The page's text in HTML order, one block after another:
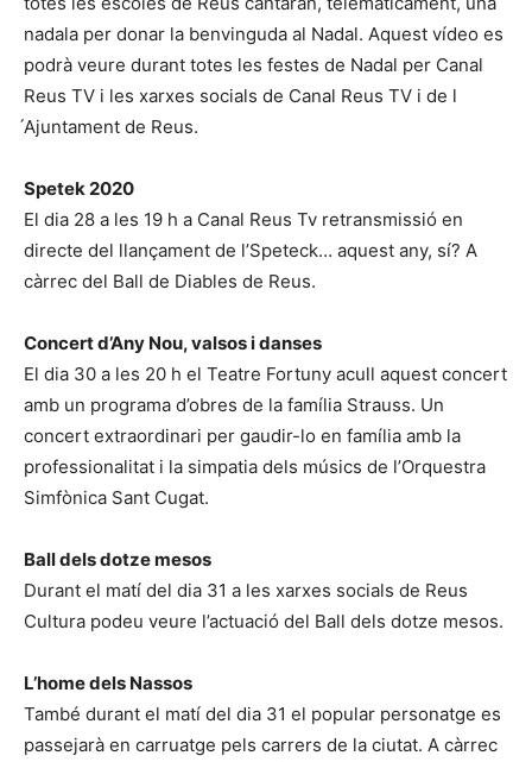
nadala per donar la benvinguda al Nadal. Aquest vídeo es
podrà veure durant totes les festes de Nadal per Canal
Reus TV i les xarxes socials de Canal Reus TV i de l
́Ajuntament de Reus.
Spetek 2020
El dia 28 a les 19 h a Canal Reus Tv retransmissió en
directe del llançament de l’Speteck… aquest any, sí? A
càrrec del Ball de Diables de Reus.
Concert d’Any Nou, valsos i danses
El dia 30 a les 20 h el Teatre Fortuny acull aquest concert
amb un programa d’obres de la família Strauss. Un
concert extraordinari per gaudir-lo en família amb la
professionalitat i la simpatia dels músics de l’Orquestra
Simfònica Sant Cugat.
Ball dels dotze mesos
Durant el matí del dia 31 a les xarxes socials de Reus
Cultura podeu veure l’actuació del Ball dels dotze mesos.
L’home dels Nassos
També durant el matí del dia 31 el popular personatge es
passejarà en carruatge pels carrers de la ciutat. A càrrec